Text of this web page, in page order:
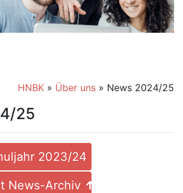
HNBK» Über uns» News 2024/25
25
2023/24
News-Archiv ↑